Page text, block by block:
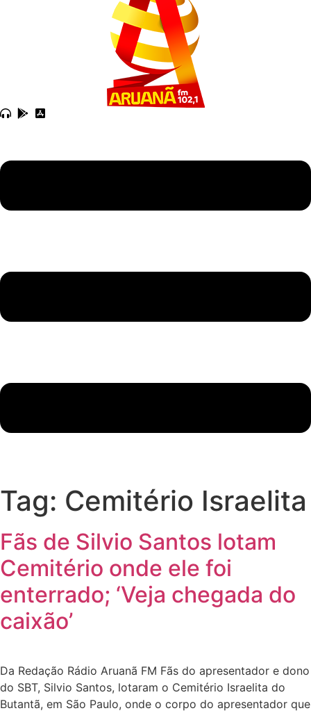
Tag: Cemitério Israelita
Fãs de Silvio Santos lotam
Cemitério onde ele foi
enterrado; ‘Veja chegada do
caixão’
Da Redação Rádio Aruanã FM Fãs do apresentador e dono
do SBT, Silvio Santos, lotaram o Cemitério Israelita do
Butantã, em São Paulo, onde o corpo do apresentador que